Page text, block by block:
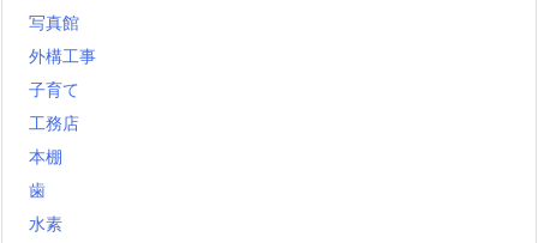
写真館
外構工事
子育て
工務店
本棚
歯
水素